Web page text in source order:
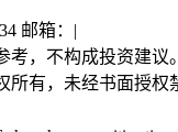
邮箱： |
考，不构成投资建议
所有，未经书面授权